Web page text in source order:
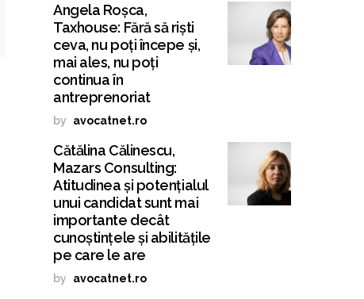
Angela Roșca,
Taxhouse: Fără să riști
ceva, nu poți începe și,
mai ales, nu poți
continua în
antreprenoriat
by avocatnet.ro
Cătălina Călinescu,
Mazars Consulting:
Atitudinea și potențialul
unui candidat sunt mai
importante decât
cunoștințele și abilitățile
pe care le are
by avocatnet.ro